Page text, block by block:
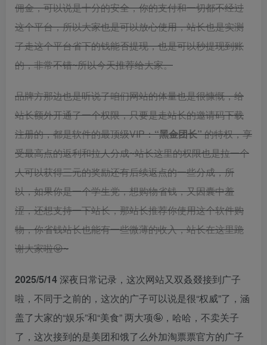
佣金，可以说是十分的安全，你的支付和一切都不经过
这个平台，所以大家也是可以放心使用，站长也是实测
了走这个平台省下的钱能否提现，也是可以秒提现到账
的，非常不错~所以今天推荐给大家。
品牌方那边也是听说了咱们网站的体量也是很慷慨，给
站长额外开通了一个权限，只要是走站长的邀请码下载
注册的，都是软件的最顶级VIP：“黑金团长”的特权，享
受最高点的返利和拉人分成~站长这里的权限也是拉一个
人可以获得三元的奖励还有后续返点的一些分成，所
以，如果你是一个学生党，想购物省钱，又因囊中羞
涩，还想支持一下站长，那站长推荐你使用这个软件购
物，你省钱站长也能有一些微薄的收入，站长在这里跪
谢大家啦😛~
2025/5/14深夜日常记录，这次网站又双叒叕接到广子
啦，不同于之前的，这次的广子可以说是很“权威”了，涵
盖了大家的“娱乐”和“美食” 两大项🤪，哈哈，不卖关子
了，这次接到的是美团和饿了么外加淘票票官方的广子